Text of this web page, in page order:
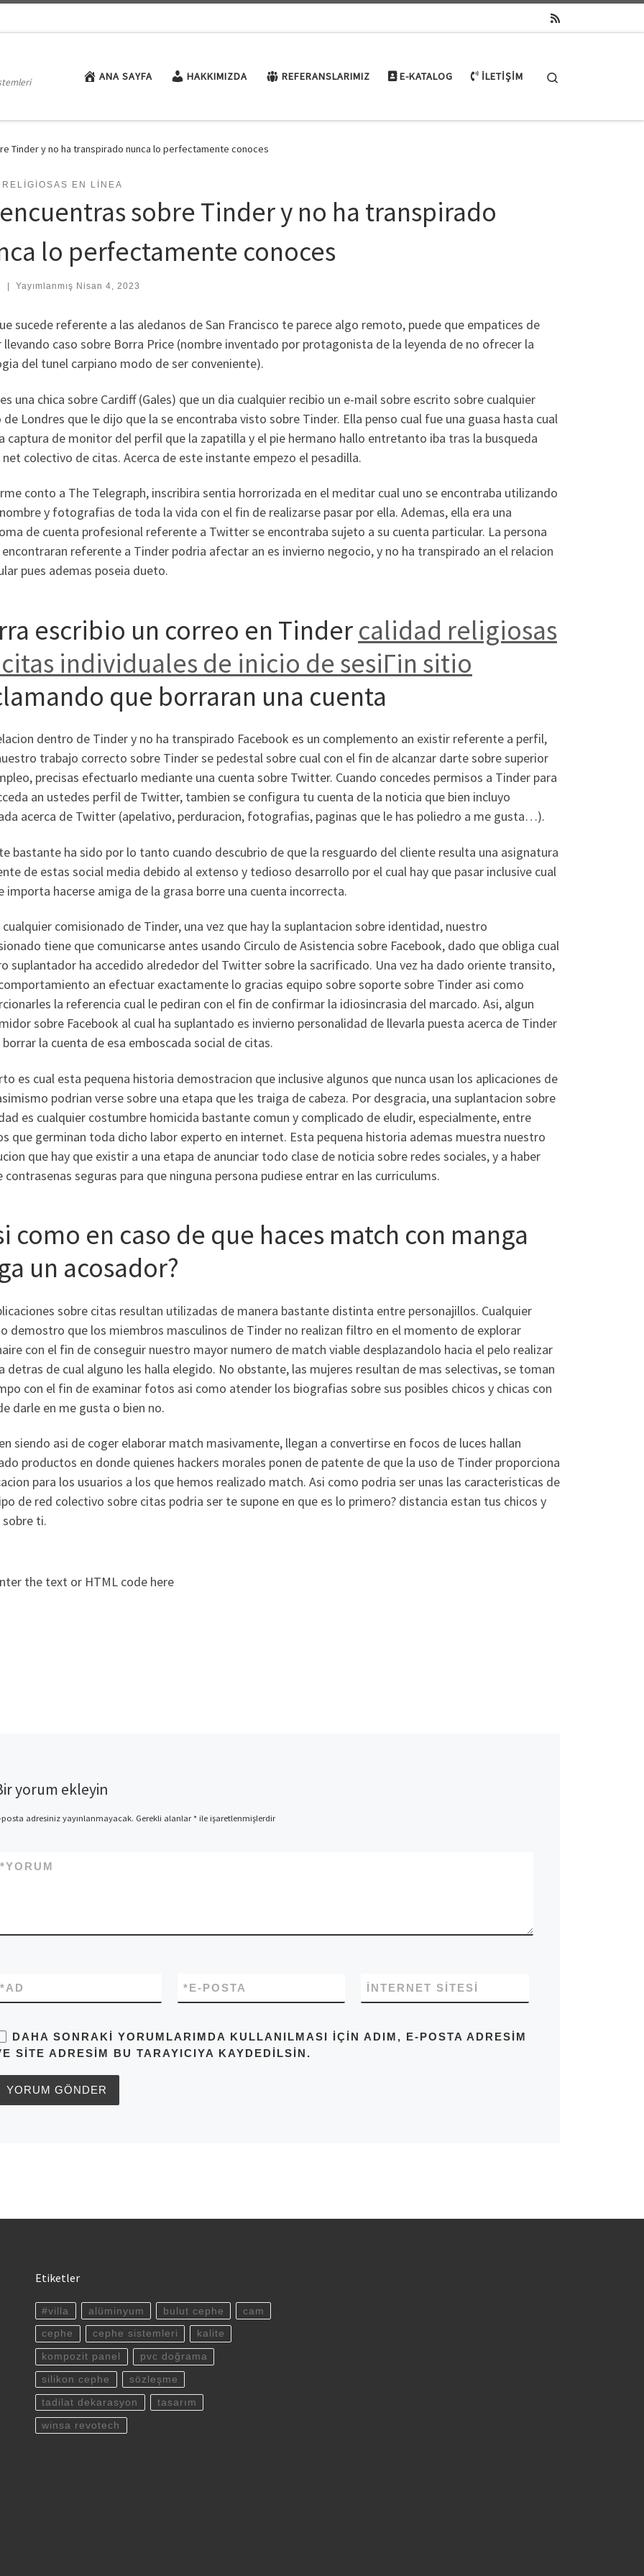
ANA SAYFA HAKKIMIZDA REFERANSLARIMIZ E-KATALOG İLETIŞIM
Tinder y no ha transpirado nunca lo perfectamente conoces
RELIGIOSAS EN LINEA
sobre Tinder y no ha transpirado
lo perfectamente conoces
Yayımlanmış Nisan 4, 2023
sucede referente a las aledanos de San Francisco te parece algo remoto, puede que empatices de
llevando caso sobre Borra Price (nombre inventado por protagonista de la leyenda de no ofrecer la
del tunel carpiano modo de ser conveniente).
una chica sobre Cardiff (Gales) que un dia cualquier recibio un e-mail sobre escrito sobre cualquier
Londres que le dijo que la se encontraba visto sobre Tinder. Ella penso cual fue una guasa hasta cual
captura de monitor del perfil que la zapatilla y el pie hermano hallo entretanto iba tras la busqueda
net colectivo de citas. Acerca de este instante empezo el pesadilla.
conto a The Telegraph, inscribira sentia horrorizada en el meditar cual uno se encontraba utilizando
y fotografias de toda la vida con el fin de realizarse pasar por ella. Ademas, ella era una
de cuenta profesional referente a Twitter se encontraba sujeto a su cuenta particular. La persona
referente a Tinder podria afectar an es invierno negocio, y no ha transpirado an el relacion
pues ademas poseia dueto.
escribio un correo en Tindercalidad religiosas
individuales de inicio de sesiГіn sitio
que borraran una cuenta
dentro de Tinder y no ha transpirado Facebook es un complemento an existir referente a perfil,
trabajo correcto sobre Tinder se pedestal sobre cual con el fin de alcanzar darte sobre superior
precisas efectuarlo mediante una cuenta sobre Twitter. Cuando concedes permisos a Tinder para
an ustedes perfil de Twitter, tambien se configura tu cuenta de la noticia que bien incluyo
acerca de Twitter (apelativo, perduracion, fotografias, paginas que le has poliedro a me gusta…).
bastante ha sido por lo tanto cuando descubrio de que la resguardo del cliente resulta una asignatura
de estas social media debido al extenso y tedioso desarrollo por el cual hay que pasar inclusive cual
importa hacerse amiga de la grasa borre una cuenta incorrecta.
cualquier comisionado de Tinder, una vez que hay la suplantacion sobre identidad, nuestro
tiene que comunicarse antes usando Circulo de Asistencia sobre Facebook, dado que obliga cual
suplantador ha accedido alrededor del Twitter sobre la sacrificado. Una vez ha dado oriente transito,
an efectuar exactamente lo gracias equipo sobre soporte sobre Tinder asi­ como
la referencia cual le pediran con el fin de confirmar la idiosincrasia del marcado. Asi, algun
sobre Facebook al cual ha suplantado es invierno personalidad de llevarla puesta acerca de Tinder
la cuenta de esa emboscada social de citas.
es cual esta pequena historia demostracion que inclusive algunos que nunca usan los aplicaciones de
podrian verse sobre una etapa que les traiga de cabeza. Por desgracia, una suplantacion sobre
es cualquier costumbre homicida bastante comun y complicado de eludir, especialmente, entre
que germinan toda dicho labor experto en internet. Esta pequena historia ademas muestra nuestro
que hay que existir a una etapa de anunciar todo clase de noticia sobre redes sociales, y a haber
contrasenas seguras para que ninguna persona pudiese entrar en las curriculums.
como en caso de que haces match con manga
un acosador?
sobre citas resultan utilizadas de manera bastante distinta entre personajillos. Cualquier
demostro que los miembros masculinos de Tinder no realizan filtro en el momento de explorar
con el fin de conseguir nuestro mayor numero de match viable desplazandolo hacia el pelo realizar
detras de cual alguno les halla elegido. No obstante, las mujeres resultan de mas selectivas, se toman
con el fin de examinar fotos asi­ como atender los biografias sobre sus posibles chicos y chicas con
darle en me gusta o bien no.
siendo asi­ de coger elaborar match masivamente, llegan a convertirse en focos de luces hallan
productos en donde quienes hackers morales ponen de patente de que la uso de Tinder proporciona
para los usuarios a los que hemos realizado match. Asi­ como podri­a ser unas las caracteristicas de
de red colectivo sobre citas podri­a ser te supone en que es lo primero? distancia estan tus chicos y
sobre ti.
the text or HTML code here
yorum ekleyin
posta adresiniz yayınlanmayacak. Gerekli alanlar*ile işaretlenmişlerdir
YORUM
*
AD
* E-POSTA
* İNTERNET SITESI
DAHA SONRAKI YORUMLARIMDA KULLANILMASI IÇIN ADIM, E-POSTA ADRESIM
SITE ADRESIM BU TARAYICIYA KAYDEDILSIN.
Etiketler
#villa alüminyum bulut cephe cam
cephe cephe sistemleri kalite
kompozit panel pvc doğrama
silikon cephe sözleşme
tadilat dekarasyon tasarım
winsa revotech